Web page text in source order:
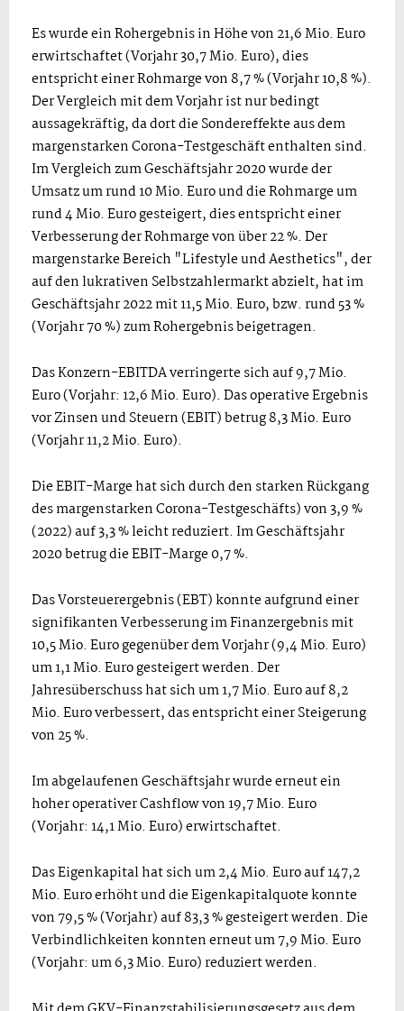
Es wurde ein Rohergebnis in Höhe von 21,6 Mio. Euro
erwirtschaftet (Vorjahr 30,7 Mio. Euro), dies
entspricht einer Rohmarge von 8,7 % (Vorjahr 10,8 %).
Der Vergleich mit dem Vorjahr ist nur bedingt
aussagekräftig, da dort die Sondereffekte aus dem
margenstarken Corona-Testgeschäft enthalten sind.
Im Vergleich zum Geschäftsjahr 2020 wurde der
Umsatz um rund 10 Mio. Euro und die Rohmarge um
rund 4 Mio. Euro gesteigert, dies entspricht einer
Verbesserung der Rohmarge von über 22 %. Der
margenstarke Bereich "Lifestyle und Aesthetics", der
auf den lukrativen Selbstzahlermarkt abzielt, hat im
Geschäftsjahr 2022 mit 11,5 Mio. Euro, bzw. rund 53 %
(Vorjahr 70 %) zum Rohergebnis beigetragen.
Das Konzern-EBITDA verringerte sich auf 9,7 Mio.
Euro (Vorjahr: 12,6 Mio. Euro). Das operative Ergebnis
vor Zinsen und Steuern (EBIT) betrug 8,3 Mio. Euro
(Vorjahr 11,2 Mio. Euro).
Die EBIT-Marge hat sich durch den starken Rückgang
des margenstarken Corona-Testgeschäfts) von 3,9 %
(2022) auf 3,3 % leicht reduziert. Im Geschäftsjahr
2020 betrug die EBIT-Marge 0,7 %.
Das Vorsteuerergebnis (EBT) konnte aufgrund einer
signifikanten Verbesserung im Finanzergebnis mit
10,5 Mio. Euro gegenüber dem Vorjahr (9,4 Mio. Euro)
um 1,1 Mio. Euro gesteigert werden. Der
Jahresüberschuss hat sich um 1,7 Mio. Euro auf 8,2
Mio. Euro verbessert, das entspricht einer Steigerung
von 25 %.
Im abgelaufenen Geschäftsjahr wurde erneut ein
hoher operativer Cashflow von 19,7 Mio. Euro
(Vorjahr: 14,1 Mio. Euro) erwirtschaftet.
Das Eigenkapital hat sich um 2,4 Mio. Euro auf 147,2
Mio. Euro erhöht und die Eigenkapitalquote konnte
von 79,5 % (Vorjahr) auf 83,3 % gesteigert werden. Die
Verbindlichkeiten konnten erneut um 7,9 Mio. Euro
(Vorjahr: um 6,3 Mio. Euro) reduziert werden.